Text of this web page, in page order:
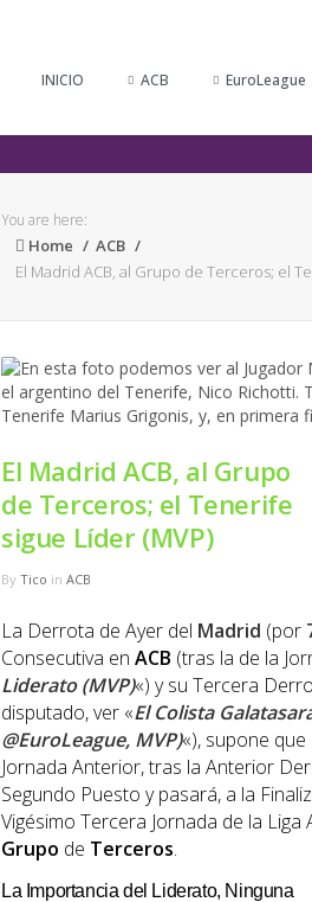
INICIO ACB EuroLeague
You are here:
Home
ACB
El Madrid ACB, al Grupo de Terceros; el
El Madrid ACB, al Grupo
de Terceros; el Tenerife
sigue Líder (MVP)
By Tico in ACB
La Derrota de Ayer del Madrid (por
Consecutiva en ACB (tras la de la
Liderato (MVP)«) y su Tercera
disputado, ver «El Colista
@EuroLeague, MVP)«), supone
Jornada Anterior, tras la Anterior
Segundo Puesto y pasará, a la
Vigésimo Tercera Jornada de la
Grupo de Terceros.
La Importancia del Liderato, Ninguna